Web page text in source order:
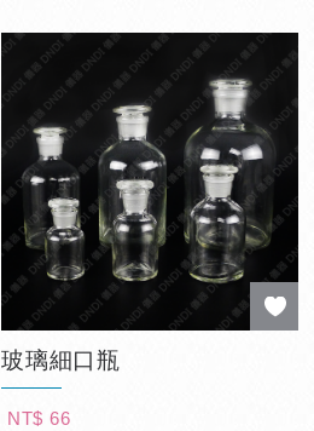
玻璃細口瓶
NT$ 66